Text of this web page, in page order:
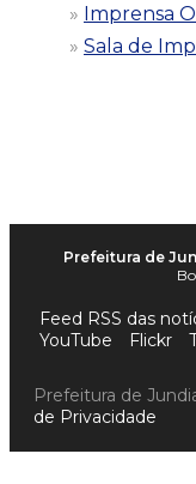
Imprensa
Sala de
Prefeitura de
Feed RSS das
YouTube
Flickr
Prefeitura de
de Privacidade